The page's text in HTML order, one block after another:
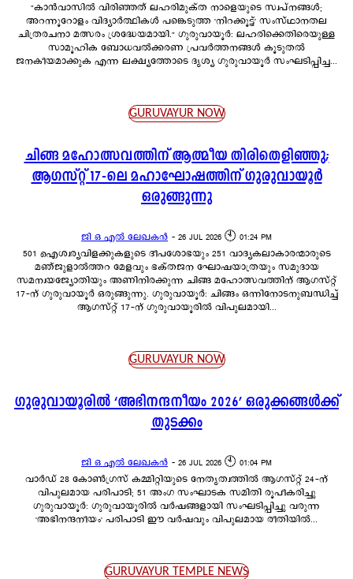
"കാൻവാസിൽ വിരിഞ്ഞത് ലഹരിമുക്ത നാളെയുടെ സ്വപ്നങ്ങൾ;
അറന്നൂറോളം വിദ്യാർത്ഥികൾ പങ്കെടുത്ത 'നിറക്കൂട്ട്' സംസ്ഥാനതല
ചിത്രരചനാ മത്സരം ശ്രദ്ധേയമായി." ഗുരുവായൂർ: ലഹരിക്കെതിരെയുള്ള
സാമൂഹിക ബോധവൽക്കരണ പ്രവർത്തനങ്ങൾ കൂടുതൽ
ജനകീയമാക്കുക എന്ന ലക്ഷ്യത്തോടെ ദൃശ്യ ഗുരുവായൂർ സംഘടിപ്പിച്ച...
GURUVAYUR NOW
ചിങ്ങ മഹോത്സവത്തിന് ആത്മീയ തിരിതെളിഞ്ഞു;
ആഗസ്റ്റ് 17-ലെ മഹാഘോഷത്തിന് ഗുരുവായൂർ
ഒരുങ്ങുന്നു
ജി ഒ എൽ ലേഖകൻ - 26 JUL 2026 🕙 01:24 PM
501 ഐശ്വര്യവിളക്കുകളുടെ ദീപശോഭയും 251 വാദ്യകലാകാരന്മാരുടെ
മഞ്ജുളാൽത്തറ മേളവും ഭക്തജന ഘോഷയാത്രയും സമുദായ
സമന്വയജ്യോതിയും അണിനിരക്കുന്ന ചിങ്ങ മഹോത്സവത്തിന് ആഗസ്റ്റ്
17-ന് ഗുരുവായൂർ ഒരുങ്ങുന്നു. ഗുരുവായൂർ: ചിങ്ങം ഒന്നിനോടനുബന്ധിച്ച്
ആഗസ്റ്റ് 17-ന് ഗുരുവായൂരിൽ വിപുലമായി...
GURUVAYUR NOW
ഗുരുവായൂരിൽ ‘അഭിനന്ദനീയം 2026’ ഒരുക്കങ്ങൾക്ക്
തുടക്കം
ജി ഒ എൽ ലേഖകൻ - 26 JUL 2026 🕙 01:04 PM
വാർഡ് 28 കോൺഗ്രസ് കമ്മിറ്റിയുടെ നേതൃത്വത്തിൽ ആഗസ്റ്റ് 24-ന്
വിപുലമായ പരിപാടി; 51 അംഗ സംഘാടക സമിതി രൂപീകരിച്ചു
ഗുരുവായൂർ: ഗുരുവായൂരിൽ വർഷങ്ങളായി സംഘടിപ്പിച്ചു വരുന്ന
'അഭിനന്ദനീയം' പരിപാടി ഈ വർഷവും വിപുലമായ രീതിയിൽ...
GURUVAYUR TEMPLE NEWS